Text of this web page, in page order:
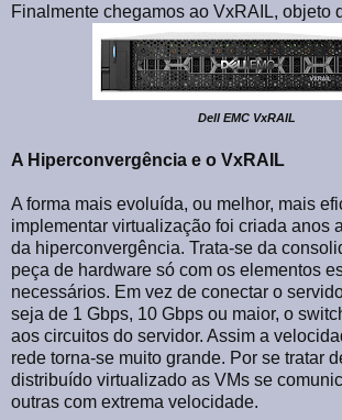
Finalmente chegamos ao VxRAIL, objeto
Dell EMC VxRAIL
A Hiperconvergência e o VxRAIL
A forma mais evoluída, ou melhor, mais
implementar virtualização foi criada anos
da hiperconvergência. Trata-se da
peça de hardware só com os elementos
necessários. Em vez de conectar o
seja de 1 Gbps, 10 Gbps ou maior, o
aos circuitos do servidor. Assim a
rede torna-se muito grande. Por se tratar
distribuído virtualizado as VMs se
outras com extrema velocidade.